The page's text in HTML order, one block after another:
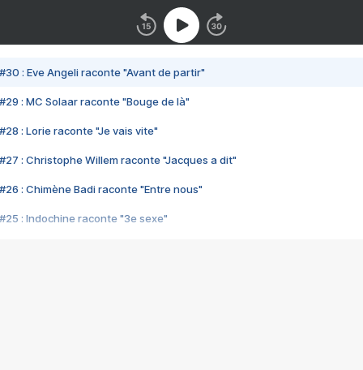
#30 : Eve Angeli raconte "Avant de partir"
#29 : MC Solaar raconte "Bouge de là"
#28 : Lorie raconte "Je vais vite"
#27 : Christophe Willem raconte "Jacques a dit"
#26 : Chimène Badi raconte "Entre nous"
#25 : Indochine raconte "3e sexe"